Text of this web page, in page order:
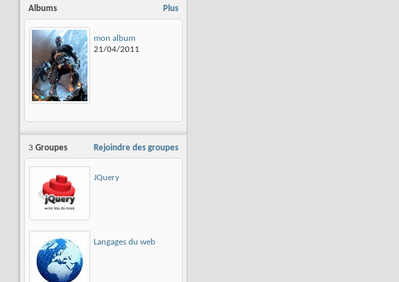
Plus
Albums
mon album
21/04/2011
Rejoindre des groupes
3 Groupes
JQuery
Langages du web